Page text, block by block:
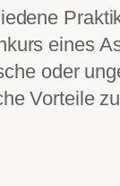
eines
oder
Vorteile